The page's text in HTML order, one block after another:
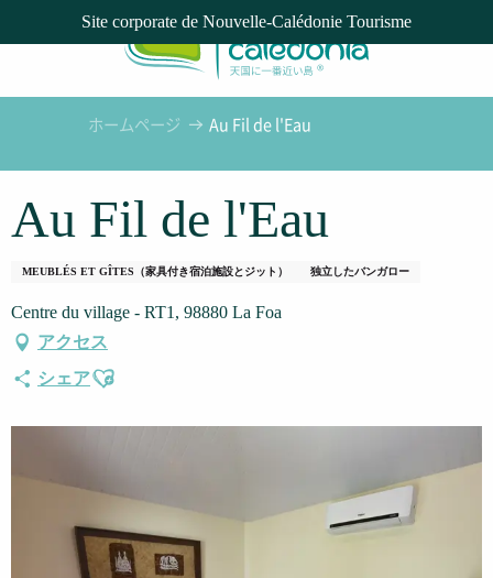
Site corporate de Nouvelle-Calédonie Tourisme
ホームページ Au Fil de l'Eau
Au Fil de l'Eau
MEUBLÉS ET GÎTES（家具付き宿泊施設とジット） 独立したバンガロー
Centre du village - RT1, 98880 La Foa
アクセス
シェアAjouter aux favoris